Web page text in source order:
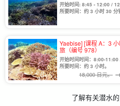
开始时间: 8:45 - 12:00 /
所要时间：约 3 小时 30 分
Yaebise] [课程 A：3
旅（编号 978）
开始时间时间：8:00-
月至 10 月）。
所要时间：约 3 小时。
18,000 日元。
了解有关潜水